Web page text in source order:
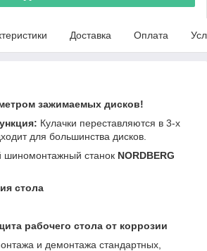
Доставка Оплата
зажимаемых дисков!
Кулачки переставляются в 3-х
для большинства дисков.
шиномонтажный станок NORDBERG
стола
рабочего стола от коррозии
и демонтажа стандартных,